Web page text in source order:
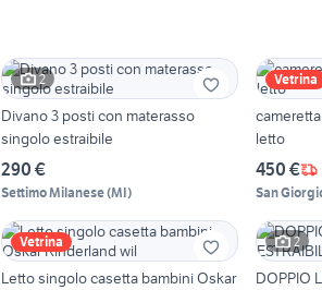
2
Divano 3 posti con materasso
singolo estraibile
290 €
Settimo Milanese(MI)
Vetrina
letto
450 €
San
Vetrina
Letto singolo casetta bambini Oskar
2
DOPPIO